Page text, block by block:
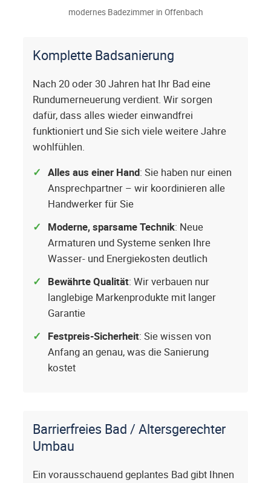
modernes Badezimmer in Offenbach
Komplette Badsanierung
Nach 20 oder 30 Jahren hat Ihr Bad eine
Rundumerneuerung verdient. Wir sorgen
dafür, dass alles wieder einwandfrei
funktioniert und Sie sich viele weitere Jahre
wohlfühlen.
Alles aus einer Hand: Sie haben nur einen
Ansprechpartner – wir koordinieren alle
Handwerker für Sie
Moderne, sparsame Technik: Neue
Armaturen und Systeme senken Ihre
Wasser- und Energiekosten deutlich
Bewährte Qualität: Wir verbauen nur
langlebige Markenprodukte mit langer
Garantie
Festpreis-Sicherheit: Sie wissen von
Anfang an genau, was die Sanierung
kostet
Barrierfreies Bad / Altersgerechter
Umbau
Ein vorausschauend geplantes Bad gibt Ihnen